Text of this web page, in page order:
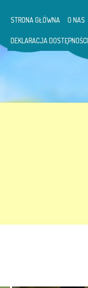
STRONA GŁÓWNA O NAS
DEKLARACJA DOSTĘPNOŚCI